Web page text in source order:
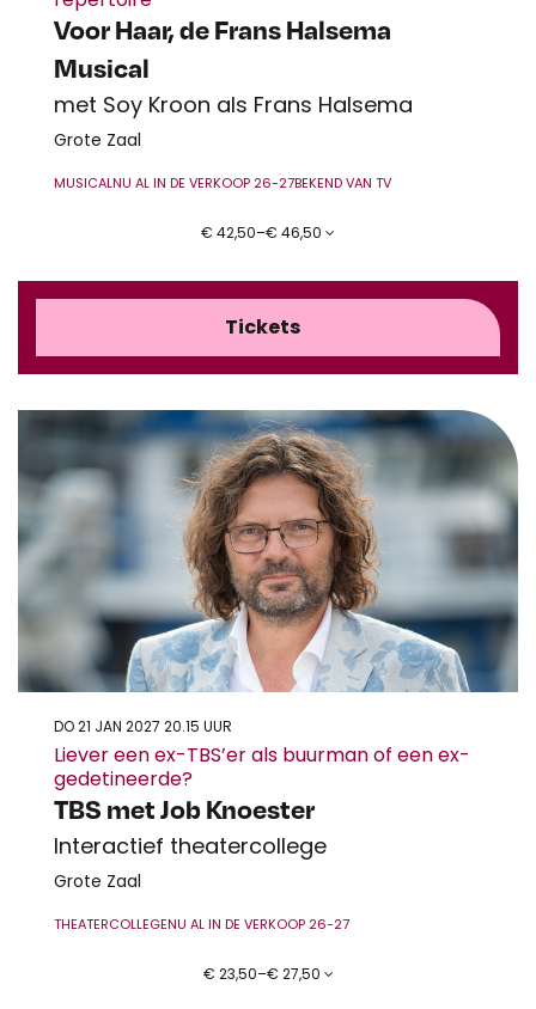
Voor Haar, de Frans Halsema
Musical
met Soy Kroon als Frans Halsema
Grote Zaal
MUSICALNU AL IN DE VERKOOP 26-27BEKEND VAN TV
€ 42,50–€ 46,50
Tickets
TBS met Job Knoester
Interactief theatercollege
Liever een ex-TBS’er als buurman of een ex-
gedetineerde?
DO 21 JAN 2027 20.15 UUR
Grote Zaal
THEATERCOLLEGENU AL IN DE VERKOOP 26-27
€ 23,50–€ 27,50